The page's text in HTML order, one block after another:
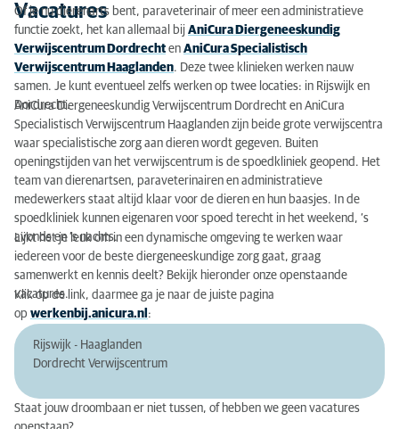
Vacatures
Schrijf je in
Internships voor dierenartsen
Stage lopen in Rijswijk en Dordrecht
Vacatures
Of je nu dierenarts bent, paraveterinair of meer een administratieve
functie zoekt, het kan allemaal bij AniCura Diergeneeskundig
Verwijscentrum Dordrecht en AniCura Specialistisch
Verwijscentrum Haaglanden. Deze twee klinieken werken nauw
samen. Je kunt eventueel zelfs werken op twee locaties: in Rijswijk en
Dordrecht.
AniCura Diergeneeskundig Verwijscentrum Dordrecht en AniCura
Specialistisch Verwijscentrum Haaglanden zijn beide grote verwijscentra
waar specialistische zorg aan dieren wordt gegeven. Buiten
openingstijden van het verwijscentrum is de spoedkliniek geopend. Het
team van dierenartsen, paraveterinairen en administratieve
medewerkers staat altijd klaar voor de dieren en hun baasjes. In de
spoedkliniek kunnen eigenaren voor spoed terecht in het weekend, ‘s
avonds en ‘s nachts.
Lijkt het je leuk om in een dynamische omgeving te werken waar
iedereen voor de beste diergeneeskundige zorg gaat, graag
samenwerkt en kennis deelt? Bekijk hieronder onze openstaande
vacatures.
Klik op de link, daarmee ga je naar de juiste pagina
op werkenbij.anicura.nl :
Rijswijk - Haaglanden
Dordrecht Verwijscentrum
Staat jouw droombaan er niet tussen, of hebben we geen vacatures